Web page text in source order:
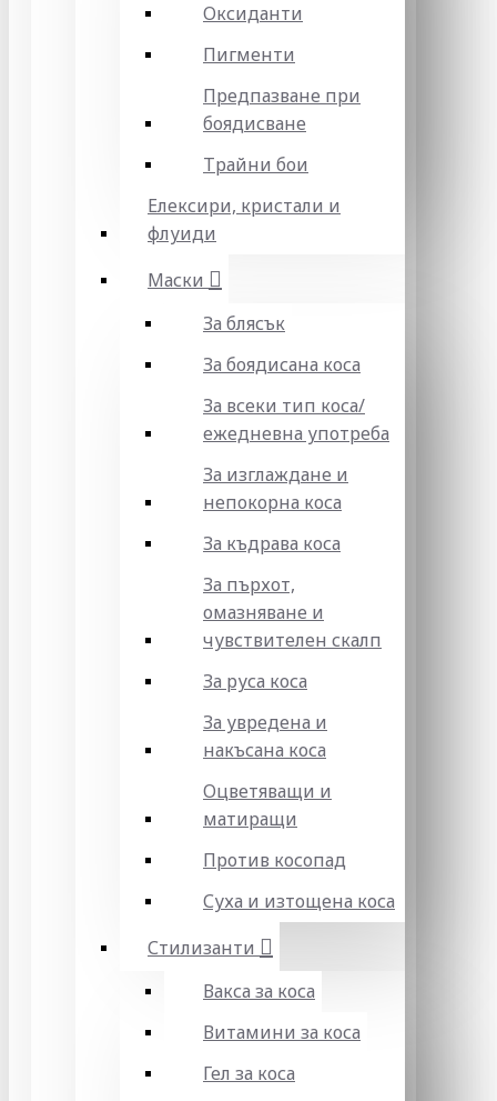
Оксиданти
Пигменти
Предпазване при
боядисване
Трайни бои
Елексири, кристали и
флуиди
Маски
За блясък
За боядисана коса
За всеки тип коса/
ежедневна употреба
За изглаждане и
непокорна коса
За къдрава коса
За пърхот,
омазняване и
чувствителен скалп
За руса коса
За увредена и
накъсана коса
Оцветяващи и
матиращи
Против косопад
Суха и изтощена коса
Стилизанти
Вакса за коса
Витамини за коса
Гел за коса